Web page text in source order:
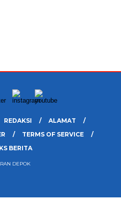
REDAKSI
ALAMAT
TERMS OF SERVICE
BERITA
DEPOK